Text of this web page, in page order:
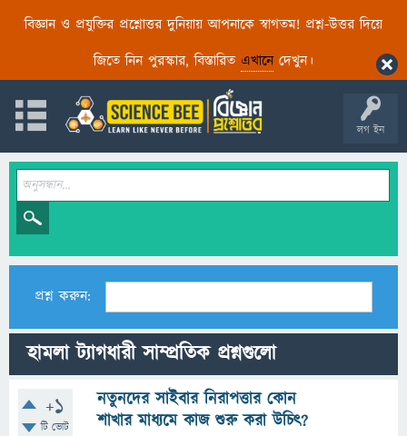
বিজ্ঞান ও প্রযুক্তির প্রশ্নোত্তর দুনিয়ায় আপনাকে স্বাগতম! প্রশ্ন-উত্তর দিয়ে
জিতে নিন পুরস্কার, বিস্তারিত এখানেদেখুন।
লগ ইন
প্রশ্ন করুন:
হামলা ট্যাগধারী সাম্প্রতিক প্রশ্নগুলো
+1
টি ভোট
নতুনদের সাইবার নিরাপত্তার কোন
শাখার মাধ্যমে কাজ শুরু করা উচিৎ?